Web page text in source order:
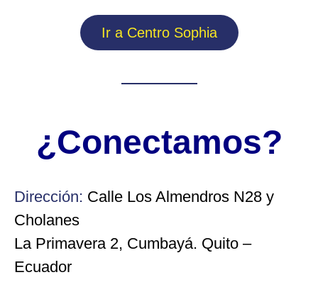
Ir a Centro Sophia
¿Conectamos?
Dirección: Calle Los Almendros N28 y
Cholanes
La Primavera 2, Cumbayá. Quito –
Ecuador